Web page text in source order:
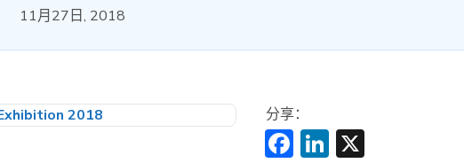
11月27日, 2018
分享：
Facebook
LinkedIn